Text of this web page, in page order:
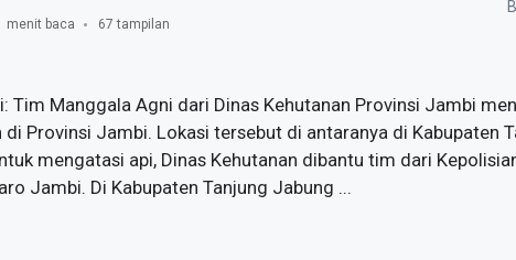
menit baca 67 tampilan
Tim Manggala Agni dari Dinas Kehutanan Provinsi Jambi
Provinsi Jambi. Lokasi tersebut di antaranya di Kabupaten
mengatasi api, Dinas Kehutanan dibantu tim dari
Jambi. Di Kabupaten Tanjung Jabung ...